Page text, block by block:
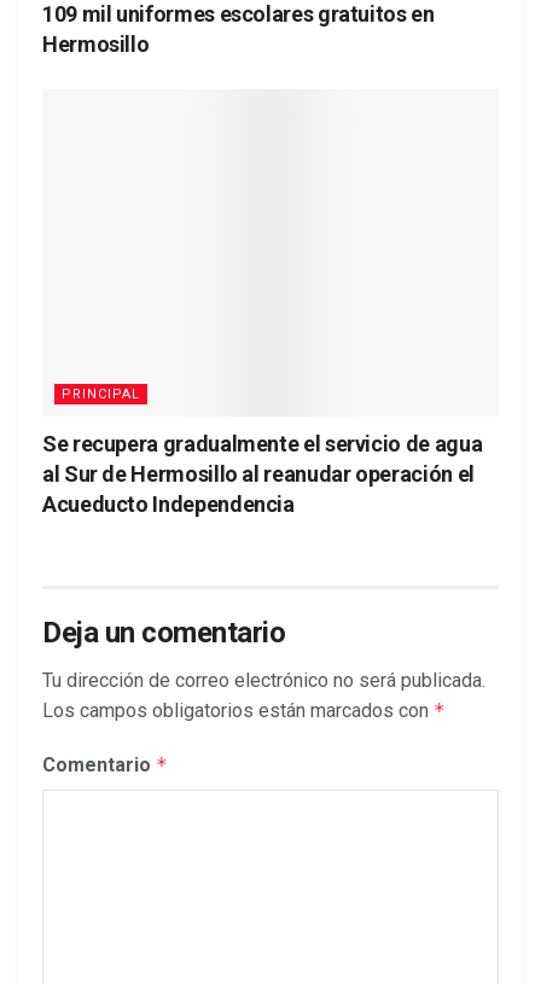
109 mil uniformes escolares gratuitos en
Hermosillo
PRINCIPAL
Se recupera gradualmente el servicio de agua
al Sur de Hermosillo al reanudar operación el
Acueducto Independencia
Deja un comentario
Tu dirección de correo electrónico no será publicada.
Los campos obligatorios están marcados con *
Comentario *